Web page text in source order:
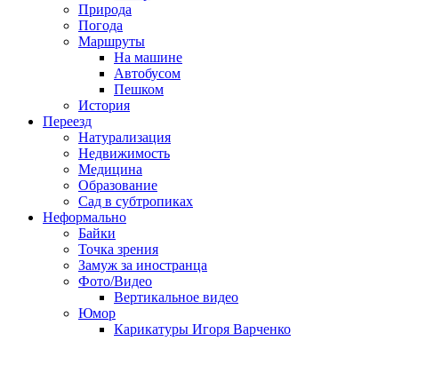
Природа
Погода
Маршруты
На машине
Автобусом
Пешком
История
Переезд
Натурализация
Недвижимость
Медицина
Образование
Сад в субтропиках
Неформально
Байки
Точка зрения
Замуж за иностранца
Фото/Видео
Вертикальное видео
Юмор
Карикатуры Игоря Варченко